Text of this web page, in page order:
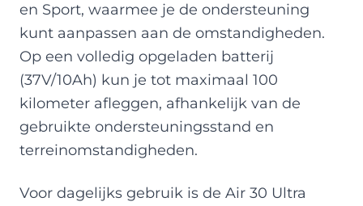
en Sport, waarmee je de ondersteuning
kunt aanpassen aan de omstandigheden.
Op een volledig opgeladen batterij
(37V/10Ah) kun je tot maximaal 100
kilometer afleggen, afhankelijk van de
gebruikte ondersteuningsstand en
terreinomstandigheden.
Voor dagelijks gebruik is de Air 30 Ultra